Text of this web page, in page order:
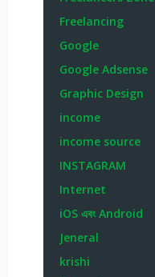
Freelancing
Google
Google Adsense
Graphic Design
income
income source
INSTAGRAM
Internet
iOS এবং Android
Jeneral
krishi